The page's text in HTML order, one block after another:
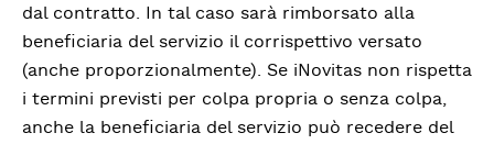
dal contratto. In tal caso sarà rimborsato alla
beneficiaria del servizio il corrispettivo versato
(anche proporzionalmente). Se iNovitas non rispetta
i termini previsti per colpa propria o senza colpa,
anche la beneficiaria del servizio può recedere del